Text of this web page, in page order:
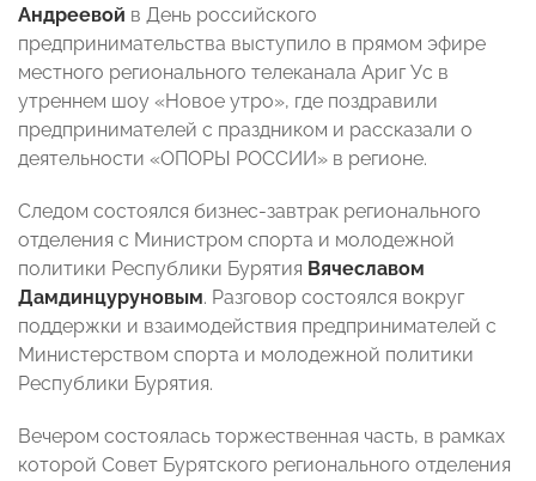
Андреевой в День российского
предпринимательства выступило в прямом эфире
местного регионального телеканала Ариг Ус в
утреннем шоу «Новое утро», где поздравили
предпринимателей с праздником и рассказали о
деятельности «ОПОРЫ РОССИИ» в регионе.
Следом состоялся бизнес-завтрак регионального
отделения с Министром спорта и молодежной
политики Республики Бурятия Вячеславом
Дамдинцуруновым. Разговор состоялся вокруг
поддержки и взаимодействия предпринимателей с
Министерством спорта и молодежной политики
Республики Бурятия.
Вечером состоялась торжественная часть, в рамках
которой Совет Бурятского регионального отделения